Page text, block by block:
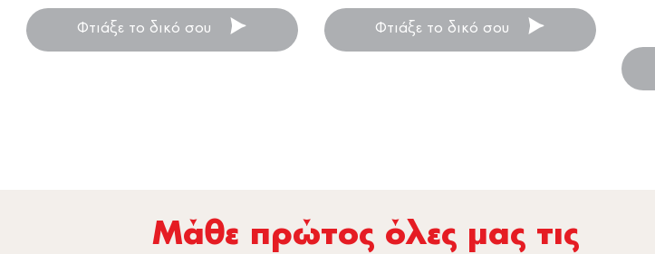
Φτιάξε το δικό σου Φτιάξε το δικό σου
Μάθε πρώτος όλες µας τις